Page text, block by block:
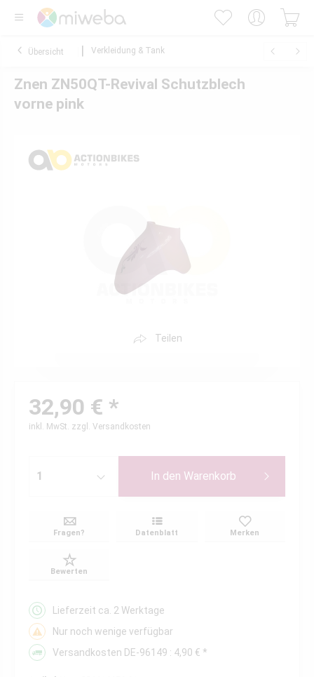
Übersicht Verkleidung & Tank
Znen ZN50QT-Revival Schutzblech
vorne pink
Teilen
32,90 € *
inkl. MwSt. zzgl. Versandkosten
In den Warenkorb
Fragen? Datenblatt Merken
Bewerten
Lieferzeit ca. 2 Werktage
Nur noch wenige verfügbar
Versandkosten DE-96149 : 4,90 € *